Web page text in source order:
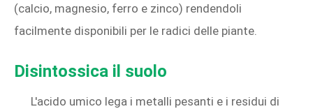
(calcio, magnesio, ferro e zinco) rendendoli
facilmente disponibili per le radici delle piante.
Disintossica il suolo
L'acido umico lega i metalli pesanti e i residui di